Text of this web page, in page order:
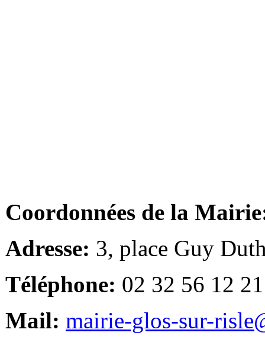
Coordonnées de la
Adresse: 3, place Guy
Téléphone: 02 32 56 12 21
Mail: mairie-glos-sur-